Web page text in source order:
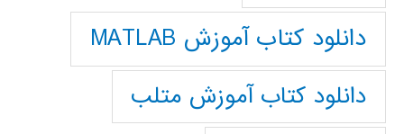
دانلود کتاب آموزش MATLAB
دانلود کتاب آموزش متلب